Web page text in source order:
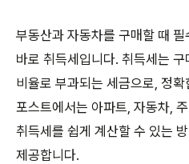
부동산과 자동차를 구매할 때 필
바로 취득세입니다. 취득세는
비율로 부과되는 세금으로, 정
포스트에서는 아파트, 자동차,
취득세를 쉽게 계산할 수 있는
제공합니다.